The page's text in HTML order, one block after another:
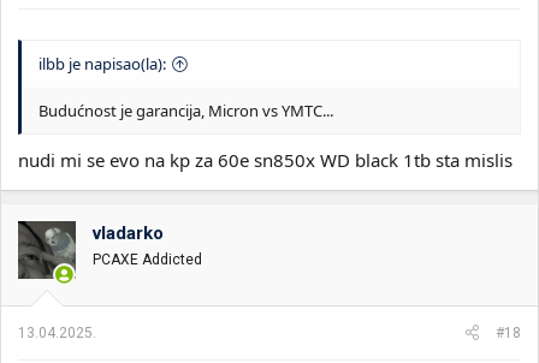
ilbb je napisao(la):
Budućnost je garancija, Micron vs YMTC...
nudi mi se evo na kp za 60e sn850x WD black 1tb sta mislis
vladarko
PCAXE Addicted
13.04.2025. #18